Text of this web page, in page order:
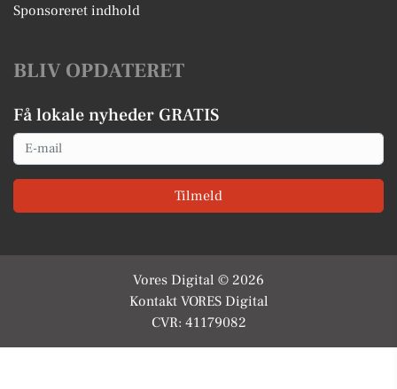
Sponsoreret indhold
BLIV OPDATERET
Få lokale nyheder GRATIS
Email
Tilmeld
Vores Digital © 2026
Kontakt VORES Digital
CVR: 41179082